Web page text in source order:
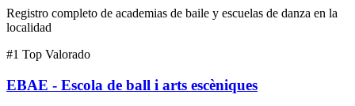
Registro completo de academias de baile y escuelas de danza en la
localidad
#1 Top Valorado
EBAE - Escola de ball i arts escèniques